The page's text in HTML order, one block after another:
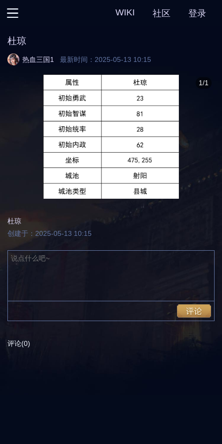
WIKI 社区 登录
热血三国2
热血三国复刻
杜琼
热血三国1 最新时间：2025-05-13 10:15
1/1
杜琼
创建于：2025-05-13 10:15
评论(0)